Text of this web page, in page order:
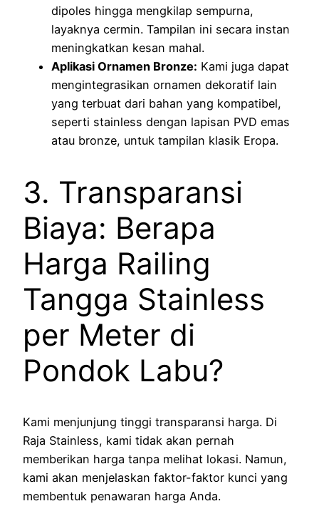
dipoles hingga mengkilap sempurna,
layaknya cermin. Tampilan ini secara instan
meningkatkan kesan mahal.
Aplikasi Ornamen Bronze: Kami juga dapat
mengintegrasikan ornamen dekoratif lain
yang terbuat dari bahan yang kompatibel,
seperti stainless dengan lapisan PVD emas
atau bronze, untuk tampilan klasik Eropa.
3. Transparansi
Biaya: Berapa
Harga Railing
Tangga Stainless
per Meter di
Pondok Labu?
Kami menjunjung tinggi transparansi harga. Di
Raja Stainless, kami tidak akan pernah
memberikan harga tanpa melihat lokasi. Namun,
kami akan menjelaskan faktor-faktor kunci yang
membentuk penawaran harga Anda.